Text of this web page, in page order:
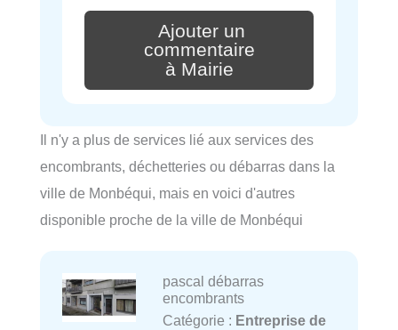
Ajouter un
commentaire
à Mairie
Il n'y a plus de services lié aux services des
encombrants, déchetteries ou débarras dans la
ville de Monbéqui, mais en voici d'autres
disponible proche de la ville de Monbéqui
pascal débarras
encombrants
Catégorie : Entreprise de